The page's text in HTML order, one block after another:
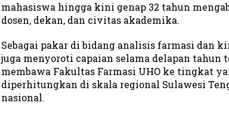
e
b
h
M
a
j
mahasiswa hingga kini genap 32 tahun
dosen, dekan, dan civitas akademika.
Sebagai pakar di bidang analisis farmasi dan
juga menyoroti capaian selama delapan tahun
membawa Fakultas Farmasi UHO ke tingkat
diperhitungkan di skala regional Sulawesi
nasional.